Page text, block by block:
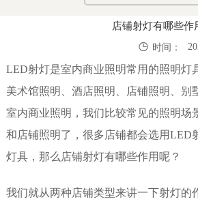
店铺射灯有哪些作
 时间：
LED射灯是室内商业照明常用的照明灯
美术馆照明、酒店照明、店铺照明、别
室内商业照明，我们比较常见的照明场
和店铺照明了，很多店铺都会选用LED
灯具，那么店铺射灯有哪些作用呢？
我们就从两种店铺类型来讲一下射灯的